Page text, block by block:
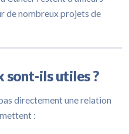
de nombreux projets de
sont-ils utiles ?
directement une relation
: